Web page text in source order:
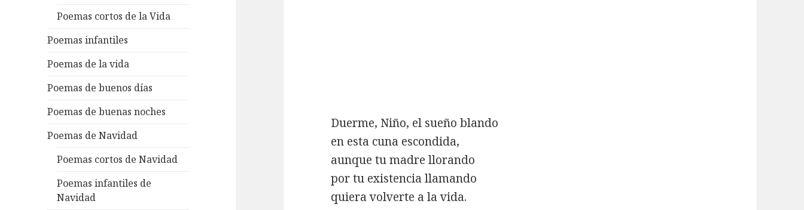
Poemas cortos de la Vida
Poemas infantiles
Poemas de la vida
Poemas de buenos días
Poemas de buenas noches
Poemas de Navidad
Poemas cortos de Navidad
Poemas infantiles de
Navidad
Duerme, Niño, el sueño blando
en esta cuna escondida,
aunque tu madre llorando
por tu existencia llamando
quiera volverte a la vida.